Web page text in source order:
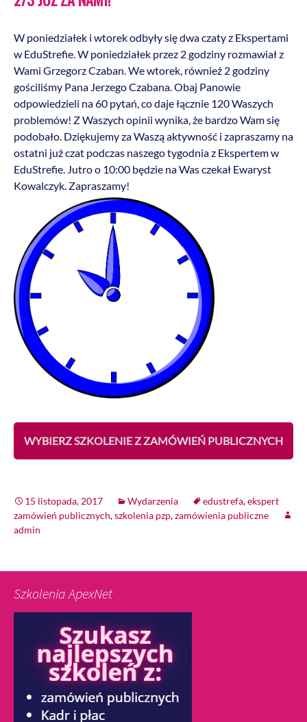
W poniedziałek i wtorek odbyły się dwa czaty z Ekspertami
w EduStrefie. W poniedziałek przez 2 godziny rozmawiał z
Wami Grzegorz Czaban. We wtorek, również 2 godziny
gościliśmy Pana Jerzego Czabana. Obaj Panowie
odpowiedzieli na 60 pytań, co daje łącznie 120 Waszych
problemów! Z Waszych opinii wynika, że bardzo Wam się
podobało. Dziękujemy za Waszą aktywność i zapraszamy na
ostatni już czat podczas naszego tygodnia z Ekspertem w
EduStrefie. Jutro o 10:00 będzie na Was czekał Ewaryst
Kowalczyk. Zapraszamy!
WYBIERZ SZKOLENIE Z ZAMÓWIEŃ PUBLICZNYCH
15 listopada, 2017 Wydarzenia edustrefa,ekspert
zamówień publicznych,szkolenia pzp,zamówienia publiczne
admin
Szkolenia ApexNet